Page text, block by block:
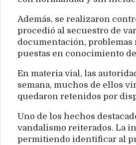
Además, se realizaron
procedió al secuestro de
documentación,
puestas en conocimiento
En materia vial, las
semana, muchos de ellos
quedaron retenidos por
Uno de los hechos
vandalismo reiterados. La
permitiendo identificar al